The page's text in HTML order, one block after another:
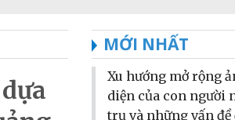
MỚI NHẤT
Xu hướng mở rộng
diện của con người
trụ và những vấn đề